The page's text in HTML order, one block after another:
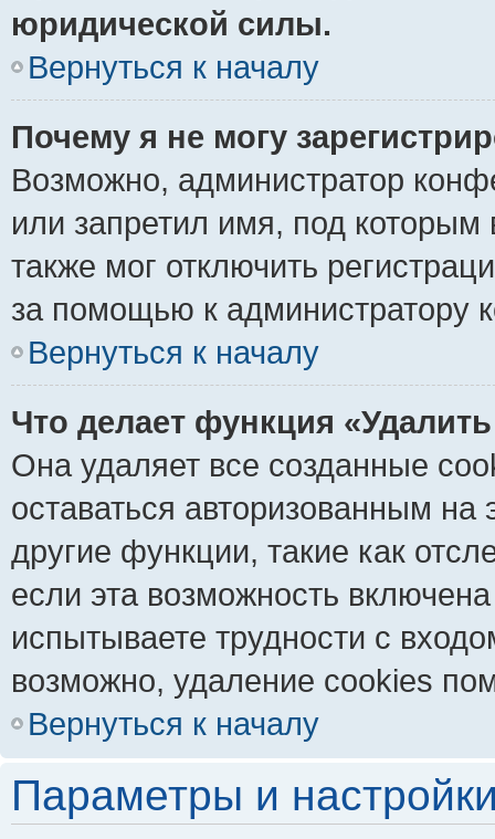
юридической силы.
Вернуться к началу
Почему я не могу
Возможно, администратор
или запретил имя, под которым
также мог отключить
за помощью к администратору
Вернуться к началу
Что делает функция
Она удаляет все созданные
оставаться авторизованным
другие функции, такие как
если эта возможность
испытываете трудности с
возможно, удаление cookies
Вернуться к началу
Параметры и